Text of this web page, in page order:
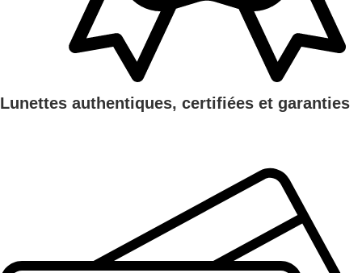
Lunettes authentiques, certifiées et garanties